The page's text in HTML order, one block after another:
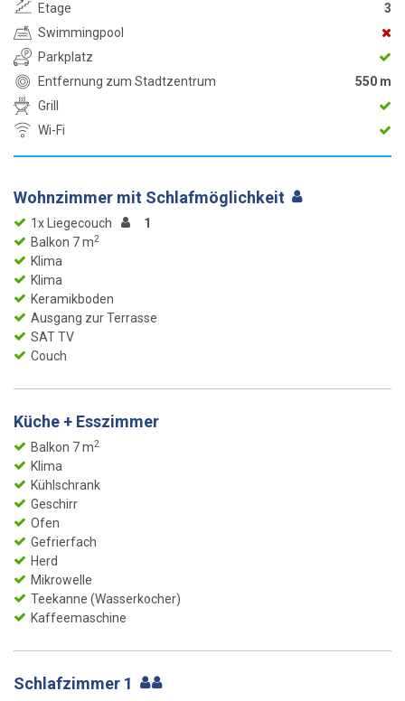
Etage
3
Swimmingpool
Parkplatz
Entfernung zum Stadtzentrum
550 m
Grill
Wi-Fi
Wohnzimmer mit Schlafmöglichkeit
1x Liegecouch
1
Balkon 7 m2
Klima
Klima
Keramikboden
Ausgang zur Terrasse
SAT TV
Couch
Küche + Esszimmer
Balkon 7 m2
Klima
Kühlschrank
Geschirr
Ofen
Gefrierfach
Herd
Mikrowelle
Teekanne (Wasserkocher)
Kaffeemaschine
Schlafzimmer 1